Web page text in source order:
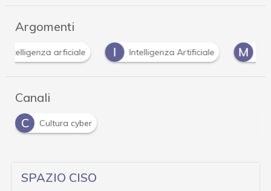
Argomenti
I
Intelligenza Artificiale M malware P
Canali
C
Cultura cyber
SPAZIO CISO